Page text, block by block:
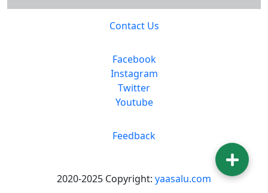
Contact Us
Facebook
Instagram
Twitter
Youtube
Feedback
2020-2025 Copyright: yaasalu.com